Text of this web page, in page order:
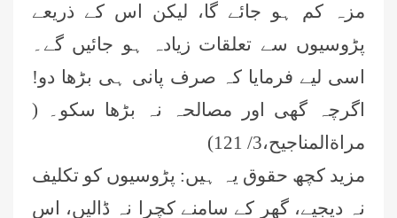
مزہ کم ہو جائے گا، لیکن اس کے ذریعے
پڑوسیوں سے تعلقات زیادہ ہو جائیں گے۔
اسی لیے فرمایا کہ صرف پانی ہی بڑھا دو!
اگرچہ گھی اور مصالحہ نہ بڑھا سکو۔ (
مراةالمناجیح،3/ 121)
مزید کچھ حقوق یہ ہیں: پڑوسیوں کو تکلیف
نہ دیجیے، گھر کے سامنے کچرا نہ ڈالیں، اس